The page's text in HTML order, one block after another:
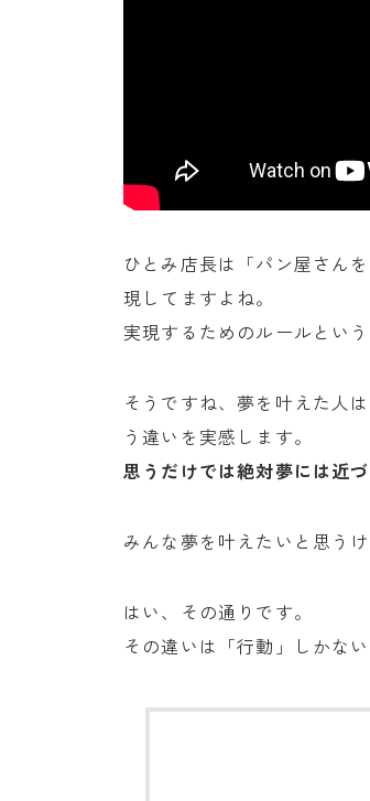
ひとみ店長は「パン屋さん
現してますよね。
実現するためのルールとい
そうですね、夢を叶えた人
う違いを実感します。
思うだけでは絶対夢には近づ
みんな夢を叶えたいと思う
はい、その通りです。
その違いは「行動」しかな